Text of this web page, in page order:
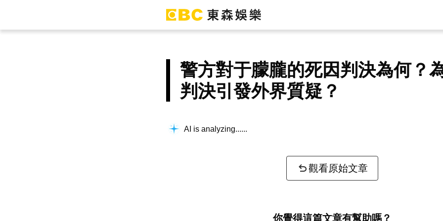
警方對于朦朧的死因判決為何？
判決引發外界質疑？
AI is analyzing...
觀看原始文章
你覺得這篇文章有幫助嗎？